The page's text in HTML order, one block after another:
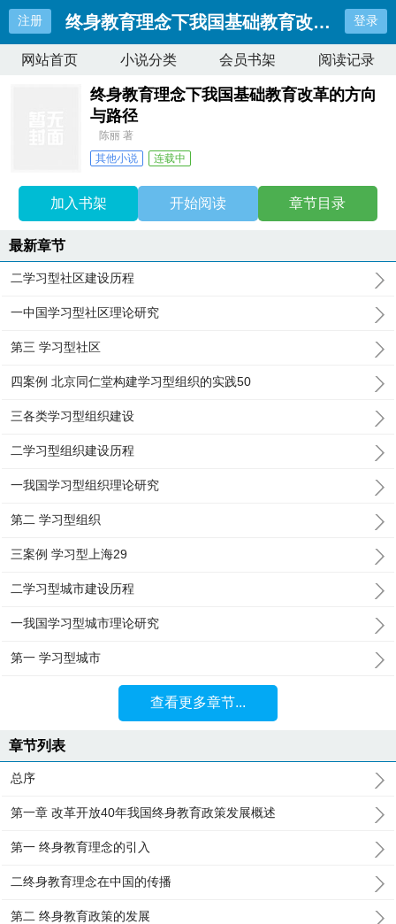
注册 终身教育理念下我国基础教育改革的方向
登录
网站首页 小说分类 会员书架 阅读记录
终身教育理念下我国基础教育改革的方向
与路径
陈丽 著
其他小说
连载中
更新时间：
2025-11-24 13:39:35
加入书架 开始阅读 章节目录
最新章节
二学习型社区建设历程
一中国学习型社区理论研究
第三 学习型社区
四案例 北京同仁堂构建学习型组织的实践50
三各类学习型组织建设
二学习型组织建设历程
一我国学习型组织理论研究
第二 学习型组织
三案例 学习型上海29
二学习型城市建设历程
一我国学习型城市理论研究
第一 学习型城市
查看更多章节...
章节列表
总序
第一章 改革开放40年我国终身教育政策发展概述
第一 终身教育理念的引入
二终身教育理念在中国的传播
第二 终身教育政策的发展